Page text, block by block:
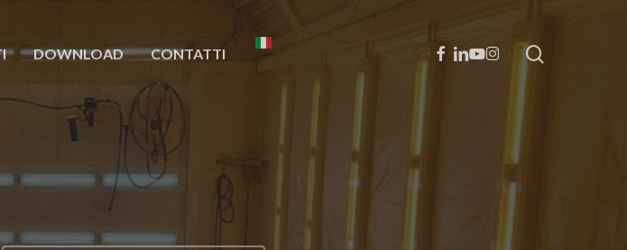
DOWNLOAD CONTATTI FACEBOOK
LINKEDIN
YOUTUBE
INSTAGRAM